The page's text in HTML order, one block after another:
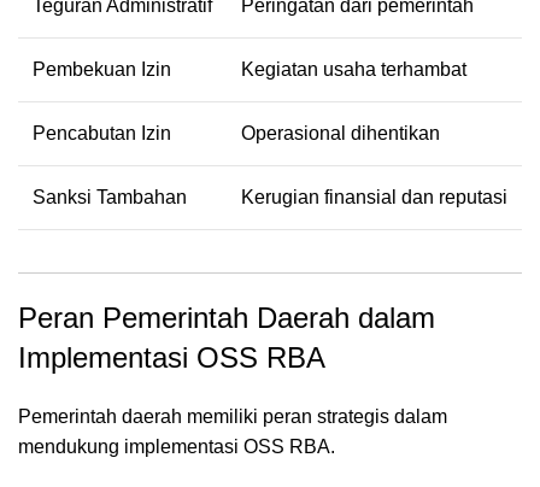
Teguran Administratif Peringatan dari pemerintah
Pembekuan Izin Kegiatan usaha terhambat
Pencabutan Izin Operasional dihentikan
Sanksi Tambahan Kerugian finansial dan reputasi
Peran Pemerintah Daerah dalam
Implementasi OSS RBA
Pemerintah daerah memiliki peran strategis dalam
mendukung implementasi OSS RBA.